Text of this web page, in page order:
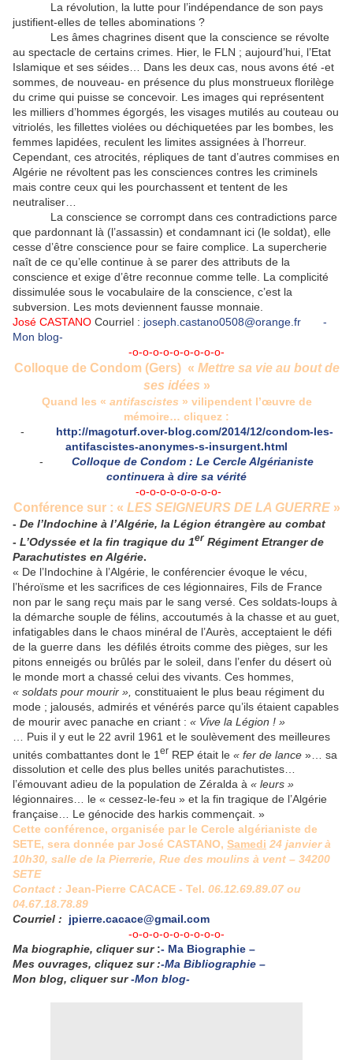
La révolution, la lutte pour l’indépendance de son pays
justifient-elles de telles abominations ?
Les âmes chagrines disent que la conscience se révolte
au spectacle de certains crimes. Hier, le FLN ; aujourd’hui, l’Etat
Islamique et ses séides… Dans les deux cas, nous avons été -et
sommes, de nouveau- en présence du plus monstrueux florilège
du crime qui puisse se concevoir. Les images qui représentent
les milliers d’hommes égorgés, les visages mutilés au couteau ou
vitriolés, les fillettes violées ou déchiquetées par les bombes, les
femmes lapidées, reculent les limites assignées à l’horreur.
Cependant, ces atrocités, répliques de tant d’autres commises en
Algérie ne révoltent pas les consciences contres les criminels
mais contre ceux qui les pourchassent et tentent de les
neutraliser…
La conscience se corrompt dans ces contradictions parce
que pardonnant là (l’assassin) et condamnant ici (le soldat), elle
cesse d’être conscience pour se faire complice. La supercherie
naît de ce qu’elle continue à se parer des attributs de la
conscience et exige d’être reconnue comme telle. La complicité
dissimulée sous le vocabulaire de la conscience, c’est la
subversion. Les mots deviennent fausse monnaie.
José CASTANO Courriel : joseph.castano0508@orange.fr
-
Mon blog-
-o-o-o-o-o-o-o-o-o-
Colloque de Condom (Gers) « Mettre sa vie au bout de
ses idées »
Quand les « antifascistes » vilipendent l’œuvre de
mémoire… cliquez :
-
http://magoturf.over-blog.com/2014/12/condom-les-
antifascistes-anonymes-s-insurgent.html
- Colloque de Condom : Le Cercle Algérianiste
continuera à dire sa vérité
-o-o-o-o-o-o-o-o-
Conférence sur : « LES SEIGNEURS DE LA GUERRE»
- De l’Indochine à l’Algérie, la Légion étrangère au combat
- L’Odyssée et la fin tragique du 1er Régiment Etranger de
Parachutistes en Algérie.
« De l’Indochine à l’Algérie, le conférencier évoque le vécu,
l’héroïsme et les sacrifices de ces légionnaires, Fils de France
non par le sang reçu mais par le sang versé. Ces soldats-loups à
la démarche souple de félins, accoutumés à la chasse et au guet,
infatigables dans le chaos minéral de l’Aurès, acceptaient le défi
de la guerre dans les défilés étroits comme des pièges, sur les
pitons enneigés ou brûlés par le soleil, dans l’enfer du désert où
le monde mort a chassé celui des vivants. Ces hommes,
« soldats pour mourir », constituaient le plus beau régiment du
mode ; jalousés, admirés et vénérés parce qu’ils étaient capables
de mourir avec panache en criant : « Vive la Légion ! »
… Puis il y eut le 22 avril 1961 et le soulèvement des meilleures
unités combattantes dont le 1 er REP était le « fer de lance »… sa
dissolution et celle des plus belles unités parachutistes…
l’émouvant adieu de la population de Zéralda à « leurs »
légionnaires… le « cessez-le-feu » et la fin tragique de l’Algérie
française… Le génocide des harkis commençait. »
Cette conférence, organisée par le Cercle algérianiste de
SETE, sera donnée par José CASTANO, Samedi 24 janvier à
10h30, salle de la Pierrerie, Rue des moulins à vent – 34200
SETE
Contact : Jean-Pierre CACACE - Tel. 06.12.69.89.07 ou
04.67.18.78.89
Courriel : jpierre.cacace@gmail.com
-o-o-o-o-o-o-o-o-o-
Ma biographie, cliquer sur:- Ma Biographie –
Mes ouvrages, cliquez sur :-Ma Bibliographie –
Mon blog, cliquer sur -Mon blog-